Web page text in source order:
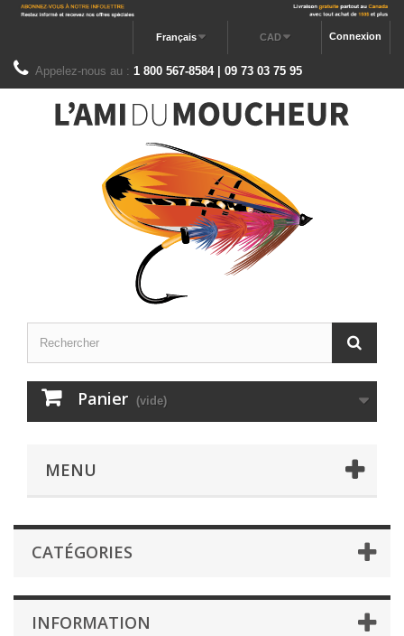
Connexion
CAD
Français
Appelez-nous au : 1 800 567-8584 | 09 73 03 75 95
Panier (vide)
MENU
CATÉGORIES
INFORMATION